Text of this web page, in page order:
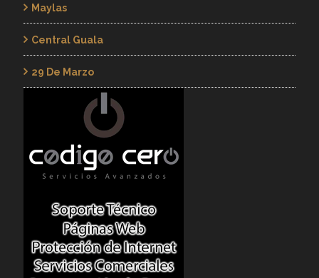
Maylas
Central Guala
29 De Marzo